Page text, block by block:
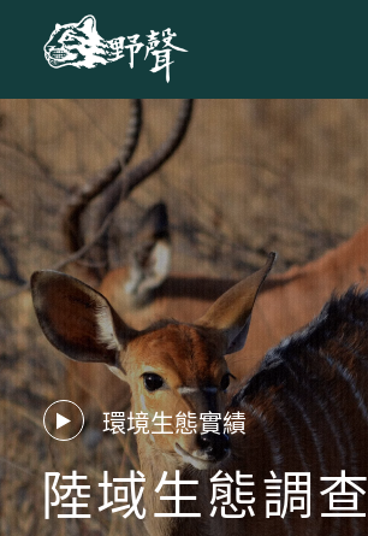
環境生態實績
陸域生態調查